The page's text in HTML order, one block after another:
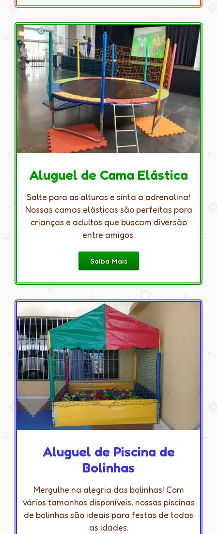
Aluguel de Cama Elástica
Salte para as alturas e sinta a adrenalina!
Nossas camas elásticas são perfeitas para
crianças e adultos que buscam diversão
entre amigos.
Saiba Mais
Aluguel de Piscina de
Bolinhas
Mergulhe na alegria das bolinhas! Com
vários tamanhos disponíveis, nossas piscinas
de bolinhas são ideais para festas de todas
as idades.